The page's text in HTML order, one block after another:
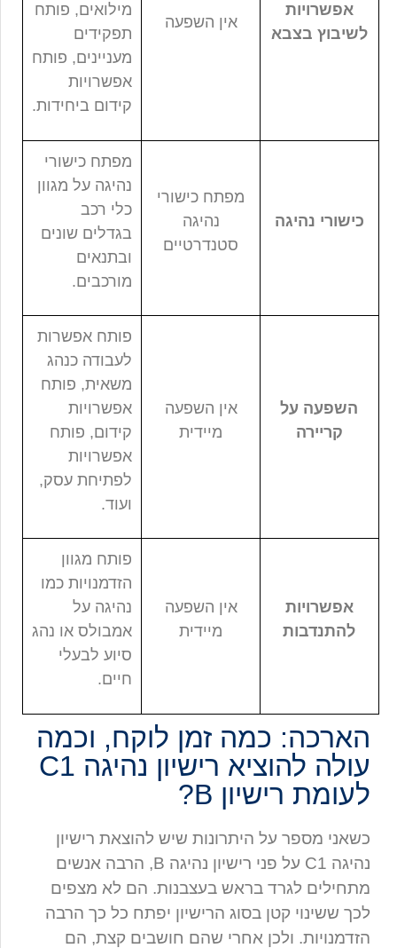
אפשרויות
לשיבוץ בצבא
אין השפעה
מילואים, פותח
תפקידים
מעניינים, פותח
אפשרויות
קידום ביחידות.
כישורי נהיגה
מפתח כישורי
נהיגה
סטנדרטיים
מפתח כישורי
נהיגה על מגוון
כלי רכב
בגדלים שונים
ובתנאים
מורכבים.
השפעה על
קריירה
אין השפעה
מיידית
פותח אפשרות
לעבודה כנהג
משאית, פותח
אפשרויות
קידום, פותח
אפשרויות
לפתיחת עסק,
ועוד.
אפשרויות
להתנדבות
אין השפעה
מיידית
פותח מגוון
הזדמנויות כמו
נהיגה על
אמבולס או נהג
סיוע לבעלי
חיים.
הארכה: כמה זמן לוקח, וכמה
עולה להוציא רישיון נהיגה C1
לעומת רישיון B?
כשאני מספר על היתרונות שיש להוצאת רישיון
נהיגה C1 על פני רישיון נהיגה B, הרבה אנשים
מתחילים לגרד בראש בעצבנות. הם לא מצפים
לכך ששינוי קטן בסוג הרישיון יפתח כל כך הרבה
הזדמנויות. ולכן אחרי שהם חושבים קצת, הם